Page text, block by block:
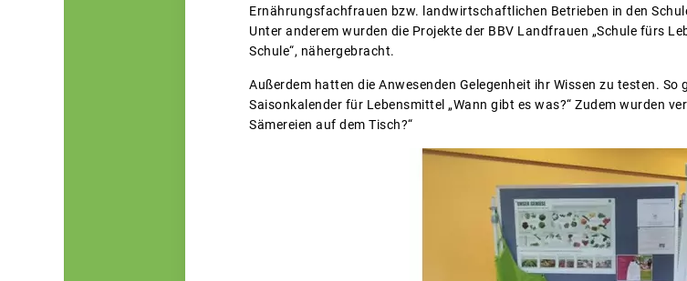
Ernährungsfachfrauen bzw. landwirtschaftlichen Betrieben in den
Unter anderem wurden die Projekte der BBV Landfrauen „Schule fürs
Schule“, nähergebracht.
Außerdem hatten die Anwesenden Gelegenheit ihr Wissen zu testen.
Saisonkalender für Lebensmittel „Wann gibt es was?“ Zudem wurden
Sämereien auf dem Tisch?“